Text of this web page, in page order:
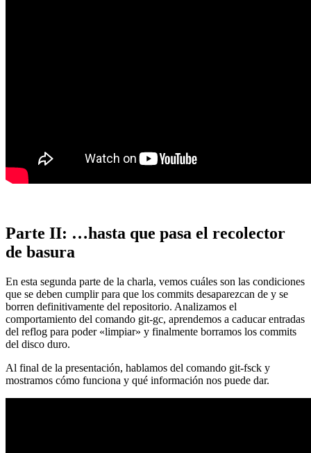
Parte II: …hasta que pasa el recolector
de basura
En esta segunda parte de la charla, vemos cuáles son las condiciones
que se deben cumplir para que los commits desaparezcan de y se
borren definitivamente del repositorio. Analizamos el
comportamiento del comando git-gc, aprendemos a caducar entradas
del reflog para poder «limpiar» y finalmente borramos los commits
del disco duro.
Al final de la presentación, hablamos del comando git-fsck y
mostramos cómo funciona y qué información nos puede dar.